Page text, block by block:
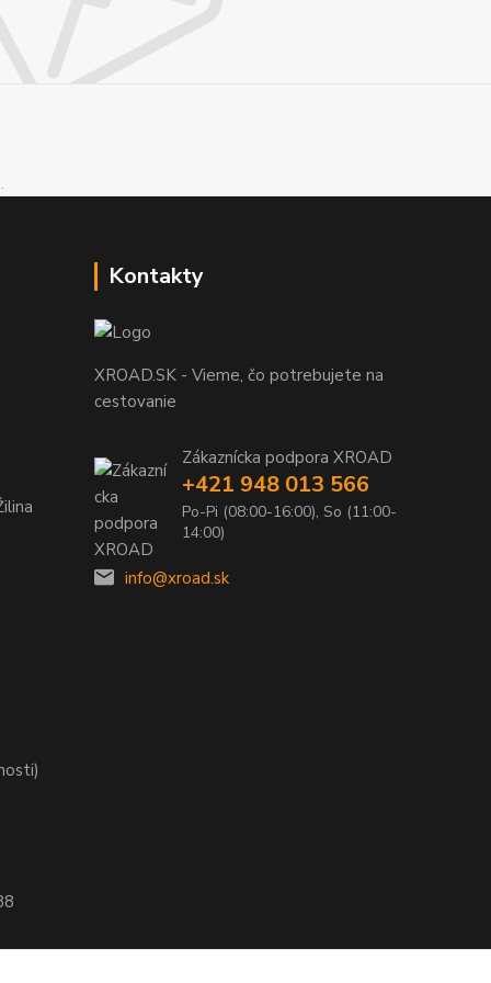
Kontakty
XROAD.SK - Vieme, čo potrebujete na
cestovanie
Zákaznícka podpora XROAD
+421 948 013 566
Po-Pi (08:00-16:00), So (11:00-
14:00)
info@xroad.sk